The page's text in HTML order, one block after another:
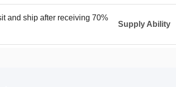
and ship after receiving 70%
Supply Ability